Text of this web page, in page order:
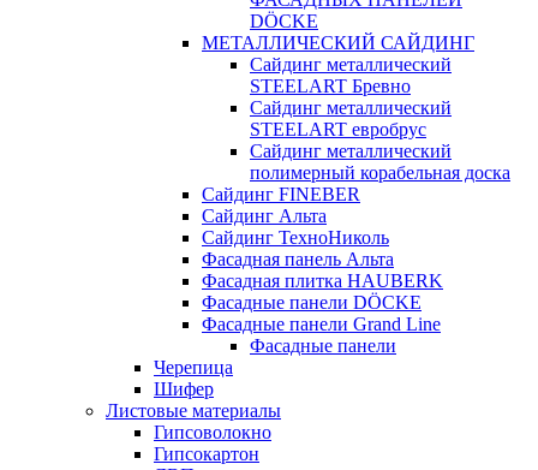
DÖCKE
МЕТАЛЛИЧЕСКИЙ САЙДИНГ
Сайдинг металлический
STEELART Бревно
Сайдинг металлический
STEELART евробрус
Сайдинг металлический
полимерный корабельная доска
Сайдинг FINEBER
Сайдинг Альта
Сайдинг ТехноНиколь
Фасадная панель Альта
Фасадная плитка HAUBERK
Фасадные панели DÖCKE
Фасадные панели Grand Line
Фасадные панели
Черепица
Шифер
Листовые материалы
Гипсоволокно
Гипсокартон